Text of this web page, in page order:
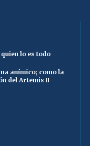
lo es todo
anímico; como la
del Artemis II